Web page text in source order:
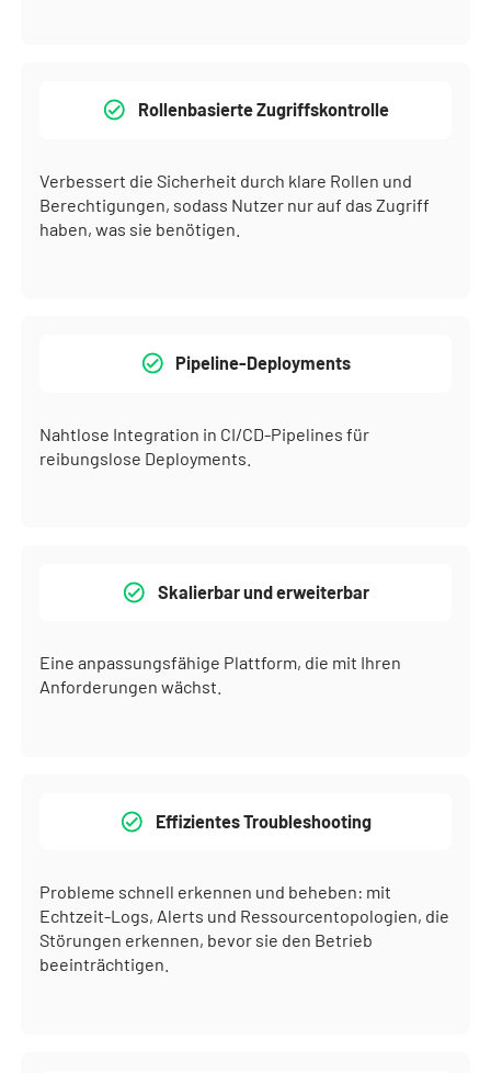
Rollenbasierte Zugriffskontrolle
Verbessert die Sicherheit durch klare Rollen und
Berechtigungen, sodass Nutzer nur auf das Zugriff
haben, was sie benötigen.
Pipeline-Deployments
Nahtlose Integration in CI/CD-Pipelines für
reibungslose Deployments.
Skalierbar und erweiterbar
Eine anpassungsfähige Plattform, die mit Ihren
Anforderungen wächst.
Effizientes Troubleshooting
Probleme schnell erkennen und beheben: mit
Echtzeit-Logs, Alerts und Ressourcentopologien, die
Störungen erkennen, bevor sie den Betrieb
beeinträchtigen.